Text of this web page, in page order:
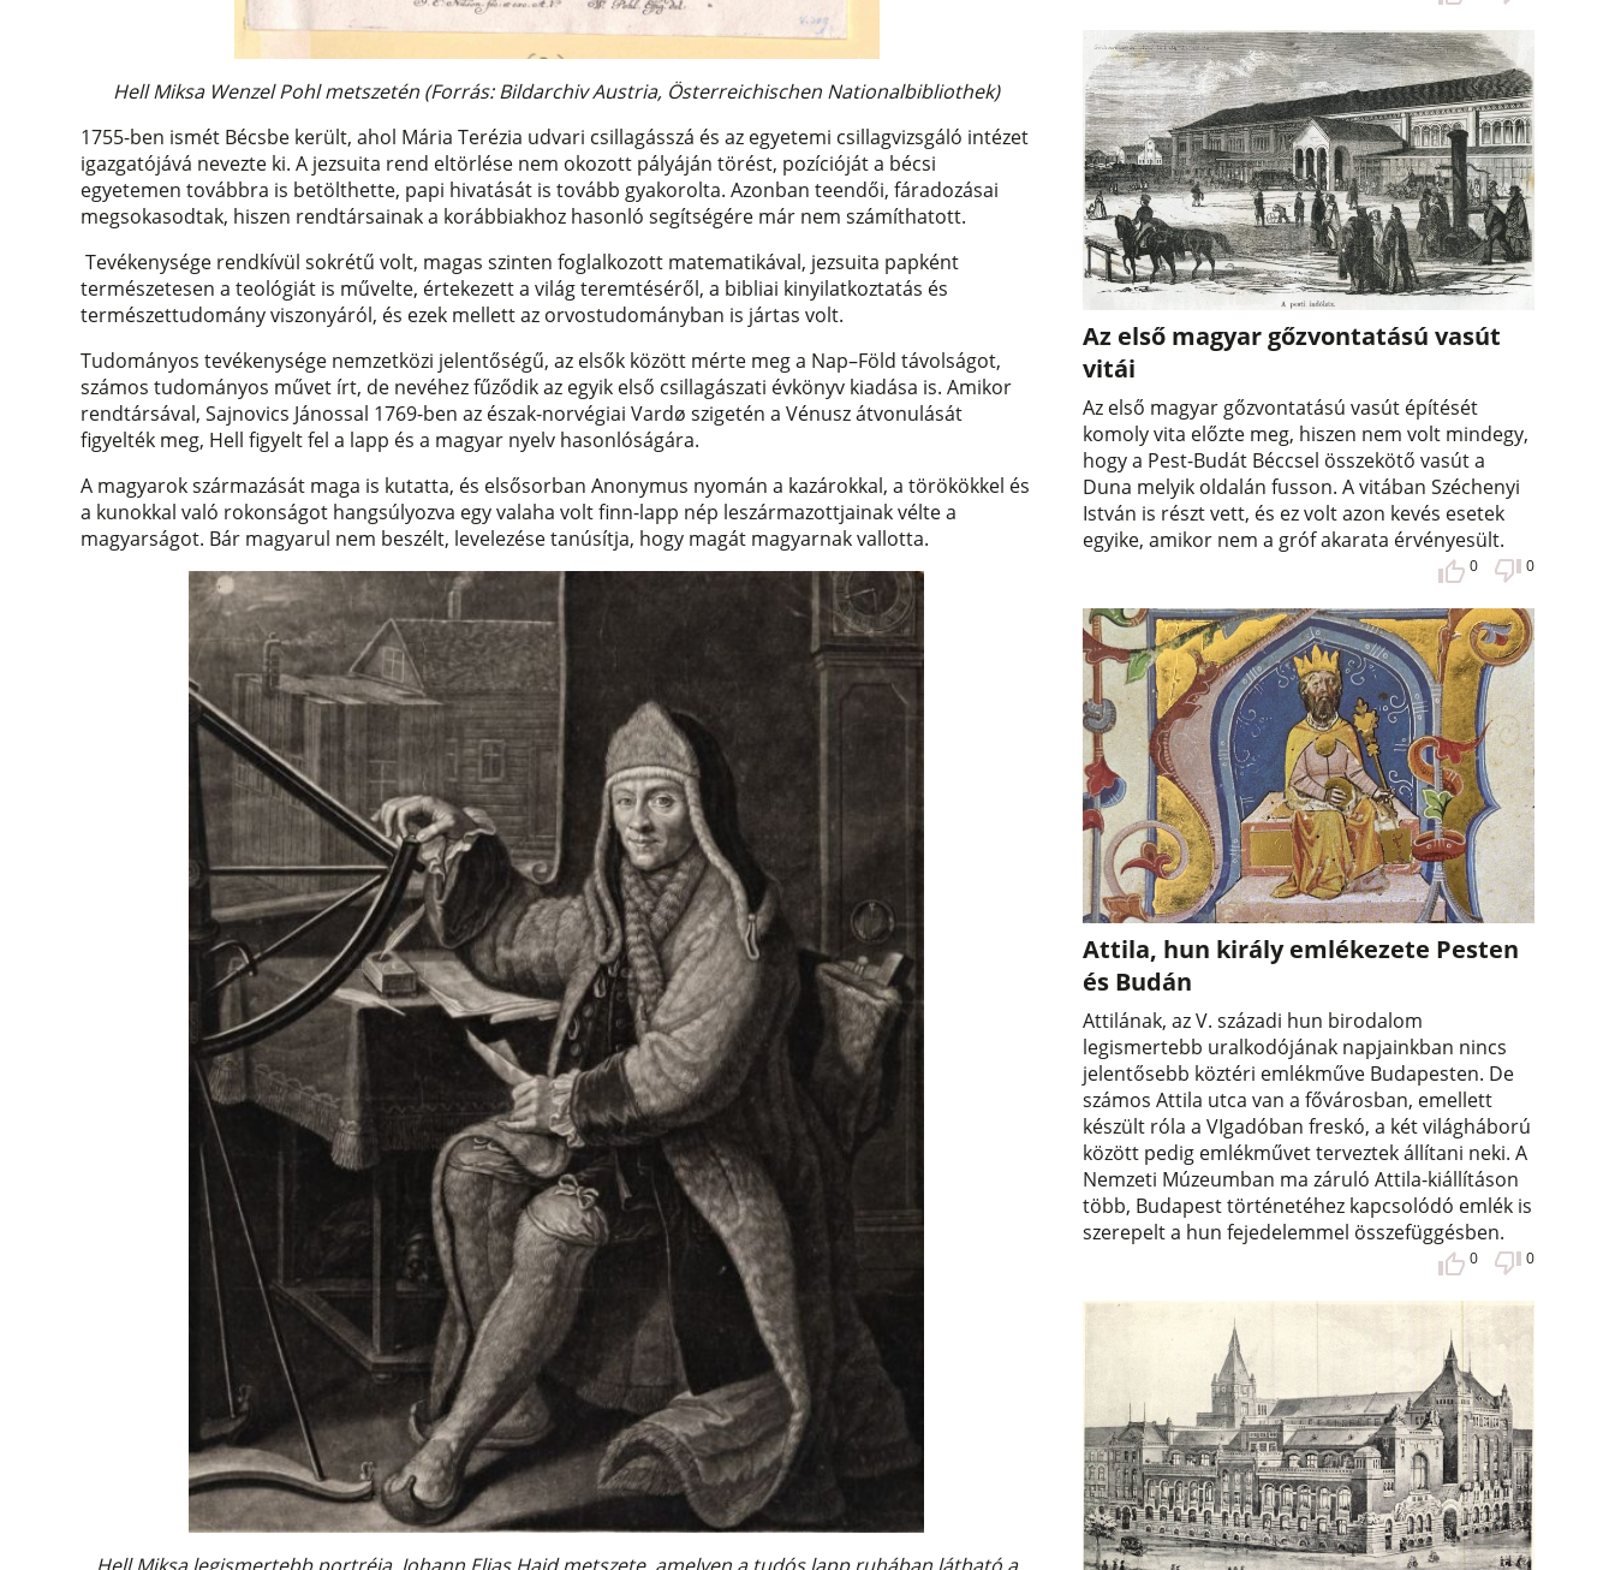
Hell Miksa Wenzel Pohl metszetén (Forrás: Bildarchiv Austria, Österreichischen Nationalbibliothek)
1755-ben ismét Bécsbe került, ahol Mária Terézia udvari csillagásszá és az egyetemi csillagvizsgáló intézet
igazgatójává nevezte ki. A jezsuita rend eltörlése nem okozott pályáján törést, pozícióját a bécsi
egyetemen továbbra is betölthette, papi hivatását is tovább gyakorolta. Azonban teendői, fáradozásai
megsokasodtak, hiszen rendtársainak a korábbiakhoz hasonló segítségére már nem számíthatott.
Tevékenysége rendkívül sokrétű volt, magas szinten foglalkozott matematikával, jezsuita papként
természetesen a teológiát is művelte, értekezett a világ teremtéséről, a bibliai kinyilatkoztatás és
természettudomány viszonyáról, és ezek mellett az orvostudományban is jártas volt.
Tudományos tevékenysége nemzetközi jelentőségű, az elsők között mérte meg a Nap–Föld távolságot,
számos tudományos művet írt, de nevéhez fűződik az egyik első csillagászati évkönyv kiadása is. Amikor
rendtársával, Sajnovics Jánossal 1769-ben az észak-norvégiai Vardø szigetén a Vénusz átvonulását
figyelték meg, Hell figyelt fel a lapp és a magyar nyelv hasonlóságára.
A magyarok származását maga is kutatta, és elsősorban Anonymus nyomán a kazárokkal, a törökökkel és
a kunokkal való rokonságot hangsúlyozva egy valaha volt finn-lapp nép leszármazottjainak vélte a
magyarságot. Bár magyarul nem beszélt, levelezése tanúsítja, hogy magát magyarnak vallotta.
Az első magyar gőzvontatású vasút
vitái
Az első magyar gőzvontatású vasút építését
komoly vita előzte meg, hiszen nem volt mindegy,
hogy a Pest-Budát Béccsel összekötő vasút a
Duna melyik oldalán fusson. A vitában Széchenyi
István is részt vett, és ez volt azon kevés esetek
egyike, amikor nem a gróf akarata érvényesült.
0 0
Attila, hun király emlékezete Pesten
és Budán
Attilának, az V. századi hun birodalom
legismertebb uralkodójának napjainkban nincs
jelentősebb köztéri emlékműve Budapesten. De
számos Attila utca van a fővárosban, emellett
készült róla a VIgadóban freskó, a két világháború
között pedig emlékművet terveztek állítani neki. A
Nemzeti Múzeumban ma záruló Attila-kiállításon
több, Budapest történetéhez kapcsolódó emlék is
szerepelt a hun fejedelemmel összefüggésben.
0 0